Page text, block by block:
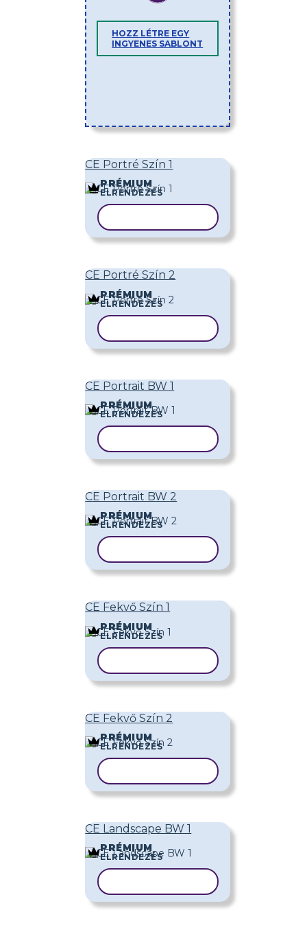
HOZZ LÉTRE EGY
INGYENES SABLONT
CE Portré Szín 1
PRÉMIUM
ELRENDEZÉS
CE Portré Szín 2
PRÉMIUM
ELRENDEZÉS
CE Portrait BW 1
PRÉMIUM
ELRENDEZÉS
CE Portrait BW 2
PRÉMIUM
ELRENDEZÉS
CE Fekvő Szín 1
PRÉMIUM
ELRENDEZÉS
CE Fekvő Szín 2
PRÉMIUM
ELRENDEZÉS
CE Landscape BW 1
PRÉMIUM
ELRENDEZÉS